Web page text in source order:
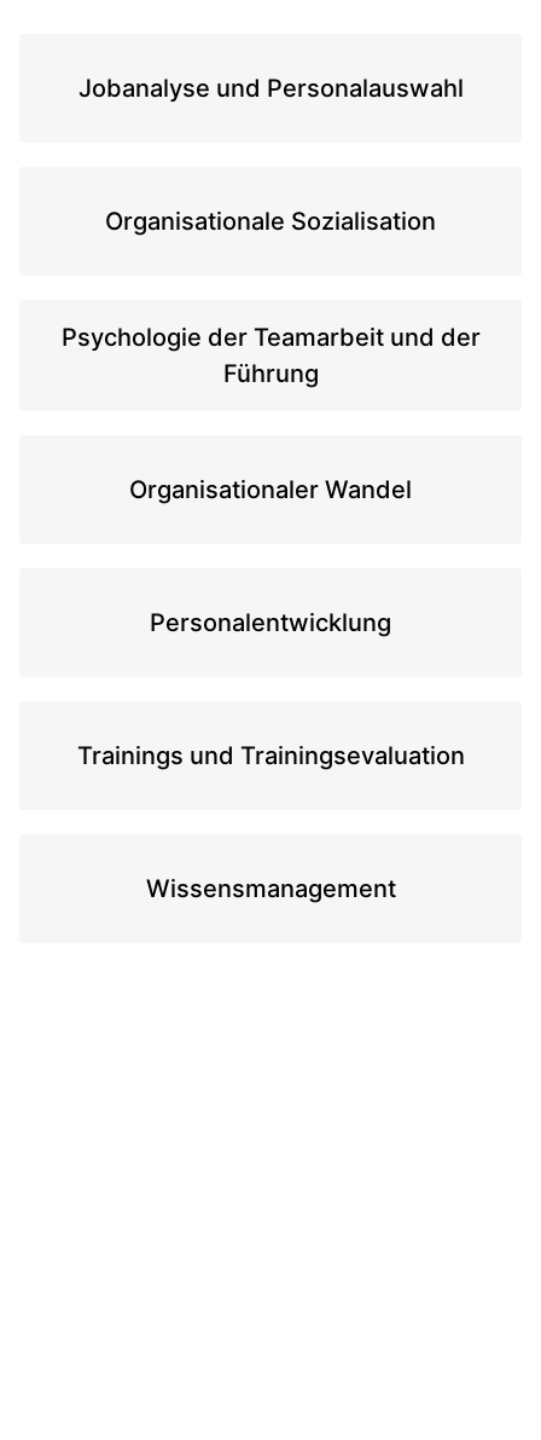
Jobanalyse und Personalauswahl
Organisationale Sozialisation
Psychologie der Teamarbeit und der
Führung
Organisationaler Wandel
Personalentwicklung
Trainings und Trainingsevaluation
Wissensmanagement